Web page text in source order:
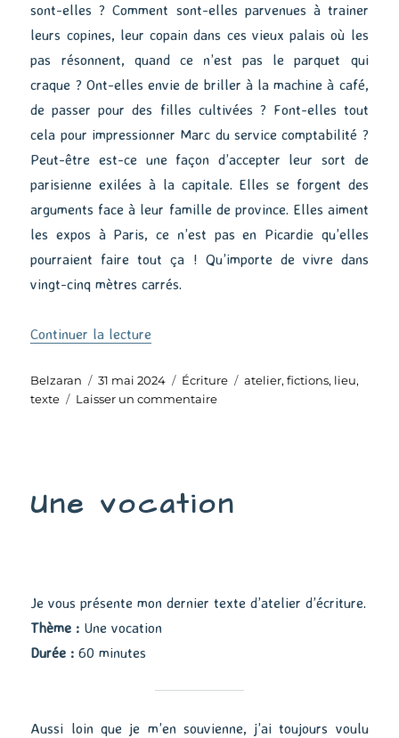
sont-elles ? Comment sont-elles parvenues à trainer
leurs copines, leur copain dans ces vieux palais où les
pas résonnent, quand ce n’est pas le parquet qui
craque ? Ont-elles envie de briller à la machine à café,
de passer pour des filles cultivées ? Font-elles tout
cela pour impressionner Marc du service comptabilité ?
Peut-être est-ce une façon d’accepter leur sort de
parisienne exilées à la capitale. Elles se forgent des
arguments face à leur famille de province. Elles aiment
les expos à Paris, ce n’est pas en Picardie qu’elles
pourraient faire tout ça ! Qu’importe de vivre dans
vingt-cinq mètres carrés.
Continuer la lecture
Auteur
Belzaran
Publié
le
31 mai 2024 Catégories
Écriture Étiquettes
atelier,fictions, lieu,
texte
Laisser un commentairesur
Une vocation
Je vous présente mon dernier texte d’atelier d’écriture.
Thème : Une vocation
Durée :60 minutes
Aussi loin que je m’en souvienne, j’ai toujours voulu